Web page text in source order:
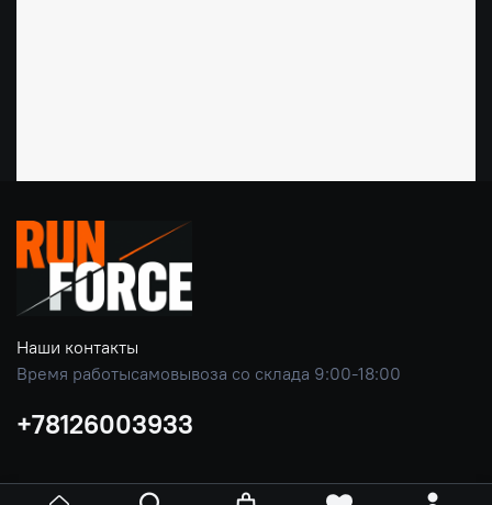
Наши контакты
Время работысамовывоза со склада 9:00-18:00
+78126003933